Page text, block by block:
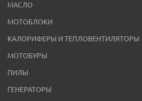
МАСЛО
МОТОБЛОКИ
КАЛОРИФЕРЫ И ТЕПЛОВЕНТИЛЯТОРЫ
МОТОБУРЫ
ПИЛЫ
ГЕНЕРАТОРЫ